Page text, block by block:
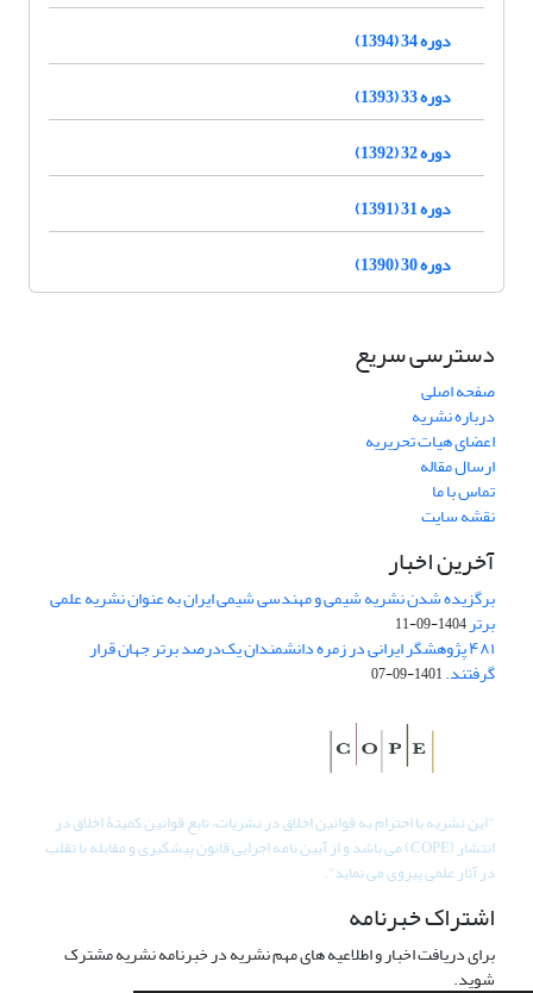
دوره 34 (1394)
دوره 33 (1393)
دوره 32 (1392)
دوره 31 (1391)
دوره 30 (1390)
دسترسی سریع
صفحه اصلی
درباره نشریه
اعضای هیات تحریریه
ارسال مقاله
تماس با ما
نقشه سایت
آخرین اخبار
برگزیده شدن نشریه شیمی و مهندسی شیمی ایران به عنوان نشریه علمی
برتر1404-09-11
۴۸۱ پژوهشگر ایرانی در زمره دانشمندان یک‌درصد برتر جهان قرار
گرفتند.1401-09-07
"این نشریه با احترام به قوانین اخلاق در نشریات، تابع قوانین کمیتۀ اخلاق در
انتشار (COPE) می باشد و از آیین نامه اجرایی قانون پیشگیری و مقابله با تقلب
در آثار علمی پیروی می نماید".
اشتراک خبرنامه
برای دریافت اخبار و اطلاعیه های مهم نشریه در خبرنامه نشریه مشترک
شوید.